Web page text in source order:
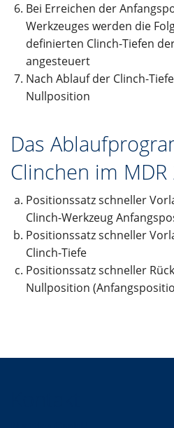
Bei Erreichen der
Werkzeuges werden die
definierten Clinch-Tiefen
angesteuert
Nach Ablauf der Clinch-
Nullposition
Das
Clinchen im MDR
Positionssatz schneller
Clinch-Werkzeug
Positionssatz schneller
Clinch-Tiefe
Positionssatz schneller
Nullposition